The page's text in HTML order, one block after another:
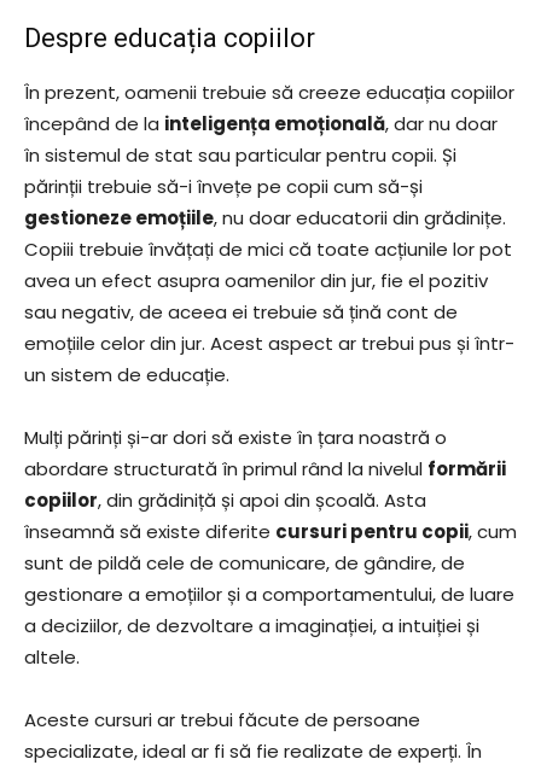
Despre educația copiilor
În prezent, oamenii trebuie să creeze educația copiilor
începând de la inteligența emoțională, dar nu doar
în sistemul de stat sau particular pentru copii. Și
părinții trebuie să-i învețe pe copii cum să-și
gestioneze emoțiile, nu doar educatorii din grădinițe.
Copiii trebuie învățați de mici că toate acțiunile lor pot
avea un efect asupra oamenilor din jur, fie el pozitiv
sau negativ, de aceea ei trebuie să țină cont de
emoțiile celor din jur. Acest aspect ar trebui pus și într-
un sistem de educație.
Mulți părinți și-ar dori să existe în țara noastră o
abordare structurată în primul rând la nivelul formării
copiilor, din grădiniță și apoi din școală. Asta
înseamnă să existe diferite cursuri pentru copii, cum
sunt de pildă cele de comunicare, de gândire, de
gestionare a emoțiilor și a comportamentului, de luare
a deciziilor, de dezvoltare a imaginației, a intuiției și
altele.
Aceste cursuri ar trebui făcute de persoane
specializate, ideal ar fi să fie realizate de experți. În